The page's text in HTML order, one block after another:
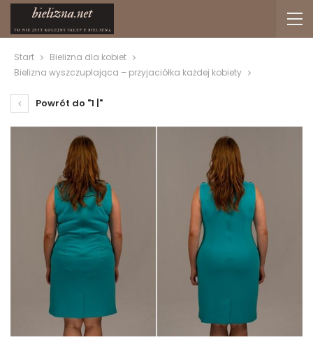
Start
Bielizna dla kobiet
Bielizna wyszczuplająca – przyjaciółka każdej kobiety
Powrót do "1 |"